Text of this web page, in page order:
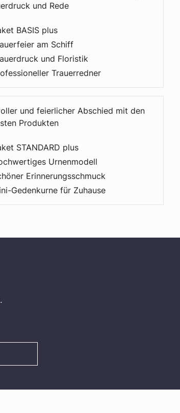
und Rede
BASIS plus
am Schiff​
und Floristik​​
Trauer­redner​
und feierlicher Abschied mit den
Produkten
STANDARD plus
Urnenmodell
Erinnerungs­schmuck
Gedenkurne für Zuhause